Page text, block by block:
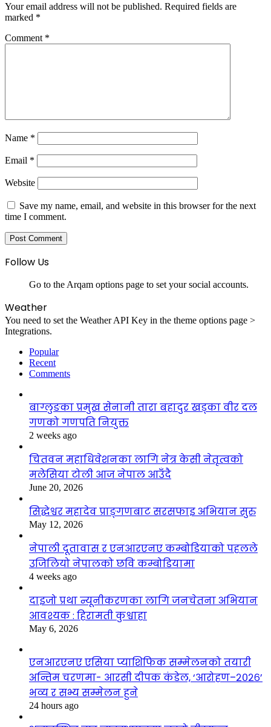
Your email address will not be published. Required fields are
marked *
Comment *
Name *
Email *
Website
Save my name, email, and website in this browser for the next
time I comment.
Follow Us
Go to the Arqam options page to set your social accounts.
Weather
You need to set the Weather API Key in the theme options page >
Integrations.
Popular
Recent
Comments
बाग्लुङका प्रमुख सेनानी तारा बहादुर खड्का वीर दल
गणको गणपति नियुक्त
2 weeks ago
चितवन महाधिवेशनका लागि नेत्र केसी नेतृत्वको
मलेसिया टोली आज नेपाल आउँदै
June 20, 2026
सिद्धेश्वर महादेव प्राङ्गणबाट सरसफाइ अभियान सुरु
May 12, 2026
नेपाली दूतावास र एनआरएनए कम्बोडियाको पहलले
उजिलियो नेपालको छवि कम्बोडियामा
4 weeks ago
दाइजो प्रथा न्यूनीकरणका लागि जनचेतना अभियान
आवश्यक : हिरामती कुश्वाहा
May 6, 2026
एनआरएनए एसिया प्याशिफिक सम्मेलनको तयारी
अन्तिम चरणमा- आरसी दीपक कंडेल, ‘आरोहण–२०२६’
भव्य र सभ्य सम्मेलन हुने
24 hours ago